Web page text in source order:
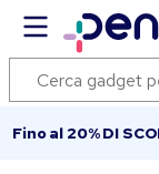
Fino al 20% DI